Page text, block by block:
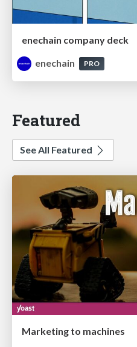
enechain company deck
enechain
PRO
Featured
See All Featured
Marketing to machines